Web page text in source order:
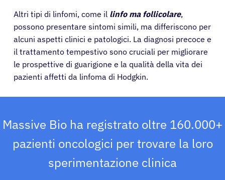
Medici
Soluzioni
Altri tipi di linfomi, come il linfo ma follicolare,
possono presentare sintomi simili, ma differiscono per
alcuni aspetti clinici e patologici. La diagnosi precoce e
il trattamento tempestivo sono cruciali per migliorare
le prospettive di guarigione e la qualità della vita dei
pazienti affetti da linfoma di Hodgkin.
Massive Bio ha registrato oltre 160.000+
pazienti oncologici per trovare la loro
sperimentazione clinica